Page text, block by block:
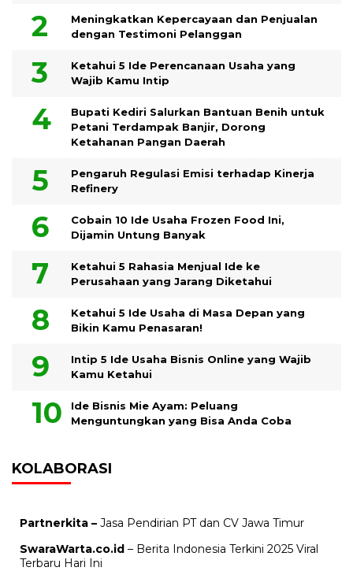
Meningkatkan Kepercayaan dan Penjualan
dengan Testimoni Pelanggan
Ketahui 5 Ide Perencanaan Usaha yang
Wajib Kamu Intip
Bupati Kediri Salurkan Bantuan Benih untuk
Petani Terdampak Banjir, Dorong
Ketahanan Pangan Daerah
Pengaruh Regulasi Emisi terhadap Kinerja
Refinery
Cobain 10 Ide Usaha Frozen Food Ini,
Dijamin Untung Banyak
Ketahui 5 Rahasia Menjual Ide ke
Perusahaan yang Jarang Diketahui
Ketahui 5 Ide Usaha di Masa Depan yang
Bikin Kamu Penasaran!
Intip 5 Ide Usaha Bisnis Online yang Wajib
Kamu Ketahui
Ide Bisnis Mie Ayam: Peluang
Menguntungkan yang Bisa Anda Coba
KOLABORASI
Partnerkita – Jasa Pendirian PT dan CV Jawa Timur
SwaraWarta.co.id – Berita Indonesia Terkini 2025 Viral
Terbaru Hari Ini